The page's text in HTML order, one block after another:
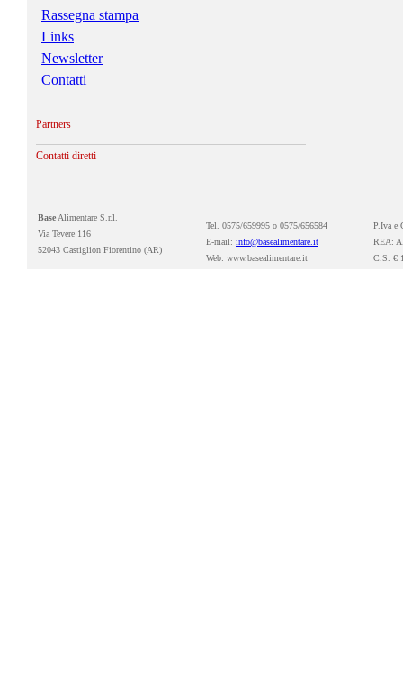
Rassegna stampa
Links
Newsletter
Contatti
Partners
Contatti diretti
Base Alimentare S.r.l.
Via Tevere 116
52043 Castiglion Fiorentino (AR)
Tel. 0575/659995 o 0575/656584
E-mail: info@basealimentare.it
Web: www.basealimentare.it
P.Iva e
REA:
C.S. €